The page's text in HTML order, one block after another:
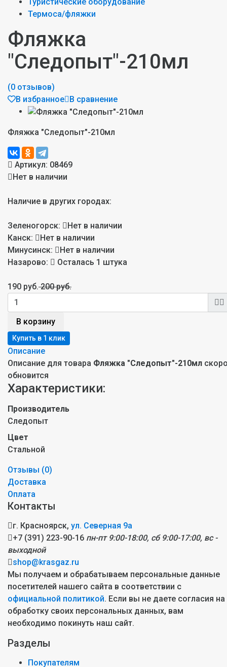
Туристические оборудование
Термоса/фляжки
Фляжка
"Следопыт"-210мл
(0 отзывов)
В избранное
В сравнение
Фляжка "Следопыт"-210мл
Артикул: 08469
Нет в наличии
Наличие в других городах:
Зеленогорск:
Нет в наличии
Канск:
Нет в наличии
Минусинск:
Нет в наличии
Назарово:
Осталась 1 штука
190 руб.200 руб.
В корзину
Описание
Описание для товара Фляжка "Следопыт"-210мл
обновится
Характеристики:
Производитель
Следопыт
Цвет
Стальной
Отзывы (0)
Доставка
Оплата
Контакты
г. Красноярск, ул. Северная 9а
+7 (391) 223-90-16 пн-пт 9:00-18:00, сб 9:00-17:00, вс -
выходной
shop@krasgaz.ru
Мы получаем и обрабатываем персональные данные
посетителей нашего сайта в соответствии с
официальной политикой. Если вы не даете согласия на
обработку своих персональных данных, вам
необходимо покинуть наш сайт.
Разделы
Покупателям